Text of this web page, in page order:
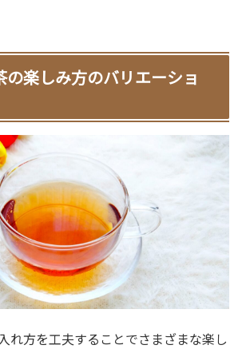
の楽しみ方のバリエーショ
れ方を工夫することでさまざまな楽し